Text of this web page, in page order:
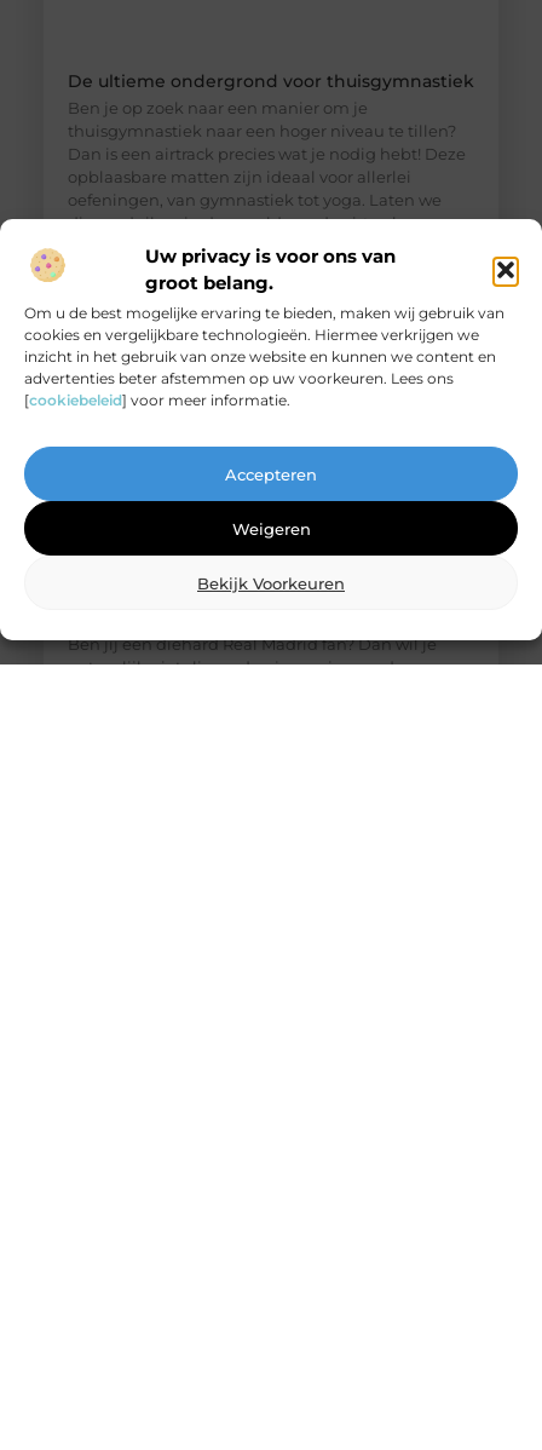
Uw privacy is voor ons van
groot belang.
Om u de best mogelijke ervaring te bieden, maken wij gebruik van
cookies en vergelijkbare technologieën. Hiermee verkrijgen we
inzicht in het gebruik van onze website en kunnen we content en
advertenties beter afstemmen op uw voorkeuren. Lees ons
[cookiebeleid] voor meer informatie.
Accepteren
Weigeren
Bekijk Voorkeuren
De ultieme ondergrond voor thuisgymnastiek
Ben je op zoek naar een manier om je
thuisgymnastiek naar een hoger niveau te tillen?
Dan is een airtrack precies wat je nodig hebt! Deze
opblaasbare matten zijn ideaal voor allerlei
oefeningen, van gymnastiek tot yoga. Laten we
dieper duiken in de wereld van de airtrack en
ontdekken waarom dit een must-have is voor jouw
thuisfitness. Wat is een
De ultieme bestemming voor Real Madrid
Ben jij een diehard Real Madrid fan? Dan wil je
natuurlijk niets liever dan je passie voor deze